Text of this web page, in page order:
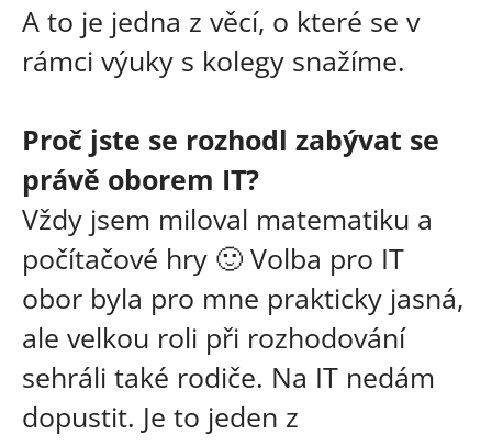
A to je jedna z věcí, o které se v
rámci výuky s kolegy snažíme.
Proč jste se rozhodl zabývat se
právě oborem IT?
Vždy jsem miloval matematiku a
počítačové hry 🙂 Volba pro IT
obor byla pro mne prakticky jasná,
ale velkou roli při rozhodování
sehráli také rodiče. Na IT nedám
dopustit. Je to jeden z